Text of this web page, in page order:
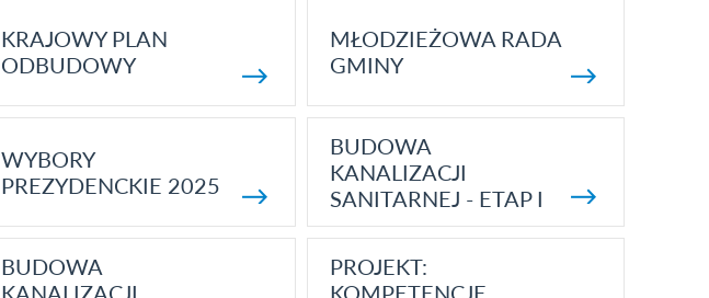
KRAJOWY PLAN
ODBUDOWY
MŁODZIEŻOWA RADA
GMINY
WYBORY
PREZYDENCKIE 2025
BUDOWA
KANALIZACJI
SANITARNEJ - ETAP I
BUDOWA
KANALIZACJI
PROJEKT:
KOMPETENCJE